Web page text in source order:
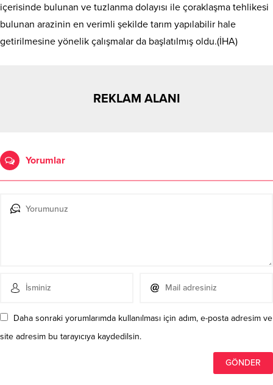
içerisinde bulunan ve tuzlanma dolayısı ile çoraklaşma tehlikesi
bulunan arazinin en verimli şekilde tarım yapılabilir hale
getirilmesine yönelik çalışmalar da başlatılmış oldu.(İHA)
REKLAM ALANI
Yorumlar
Daha sonraki yorumlarımda kullanılması için adım, e-posta adresim ve
site adresim bu tarayıcıya kaydedilsin.